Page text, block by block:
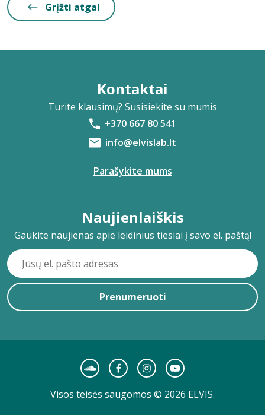
Grįžti atgal
Kontaktai
Turite klausimų? Susisiekite su mumis
+370 667 80 541
info@elvislab.lt
Parašykite mums
Naujienlaiškis
Gaukite naujienas apie leidinius tiesiai į savo el. paštą!
Prenumeruoti
Visos teisės saugomos © 2026 ELVIS.